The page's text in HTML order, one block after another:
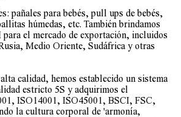
pañales para bebés, pull ups de bebés,
húmedas, etc. También brindamos
el mercado de exportación, incluidos
Medio Oriente, Sudáfrica y otras
calidad, hemos establecido un sistema
estricto 5S y adquirimos el
ISO14001, ISO45001, BSCI, FSC,
la cultura corporal de 'armonía,